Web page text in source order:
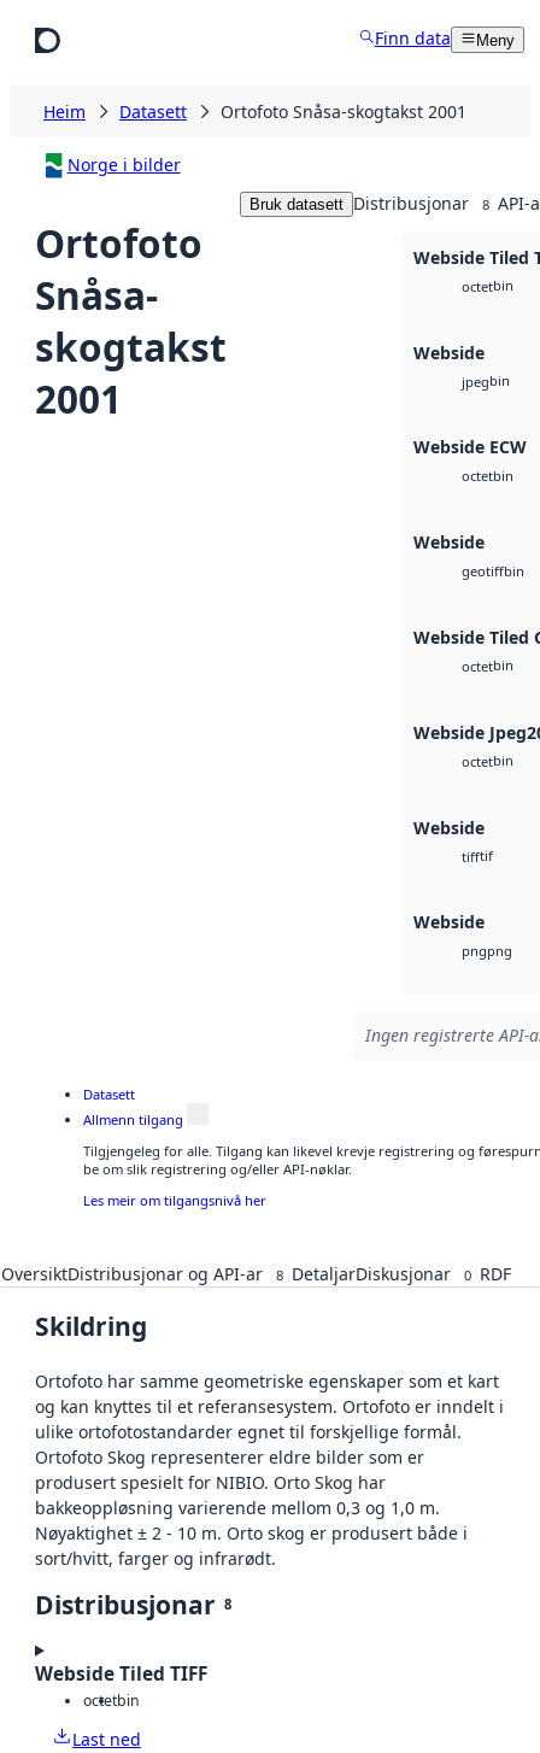
Finn data Meny
Heim Datasett Ortofoto Snåsa-skogtakst 2001
Norge i bilder
Ortofoto
Snåsa-
skogtakst
2001
Bruk datasett Distribusjonar 8 API-
Webside Tiled
octetbin
Webside
jpegbin
Webside ECW
octetbin
Webside
geotiffbin
Webside Tiled
octetbin
Webside
octetbin
Webside
tifftif
Webside
pngpng
Ingen registrerte
Datasett
Allmenn tilgang
Tilgjengeleg for alle. Tilgang kan likevel krevje registrering og
be om slik registrering og/eller API-nøklar.
Les meir om tilgangsnivå her
OversiktDistribusjonar og API-ar 8 DetaljarDiskusjonar 0 RDF
Skildring
Ortofoto har samme geometriske egenskaper som et kart
og kan knyttes til et referansesystem. Ortofoto er inndelt i
ulike ortofotostandarder egnet til forskjellige formål.
Ortofoto Skog representerer eldre bilder som er
produsert spesielt for NIBIO. Orto Skog har
bakkeoppløsning varierende mellom 0,3 og 1,0 m.
Nøyaktighet ± 2 - 10 m. Orto skog er produsert både i
sort/hvitt, farger og infrarødt.
Distribusjonar 8
Webside Tiled TIFF
octetbin
Last ned